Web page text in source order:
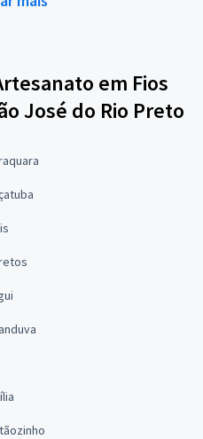
em Fios
José do Rio Preto